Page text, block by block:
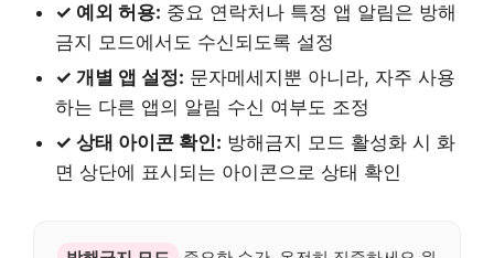
✓ 예외 허용: 중요 연락처나 특정 앱 알림은 방해
금지 모드에서도 수신되도록 설정
✓ 개별 앱 설정: 문자메세지뿐 아니라, 자주 사용
하는 다른 앱의 알림 수신 여부도 조정
✓ 상태 아이콘 확인: 방해금지 모드 활성화 시 화
면 상단에 표시되는 아이콘으로 상태 확인